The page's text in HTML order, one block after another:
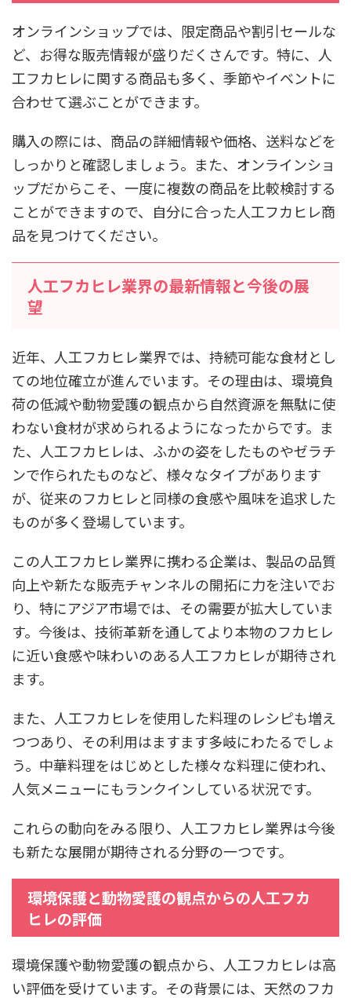
オンラインショップでは、限定商品や割引セールな
ど、お得な販売情報が盛りだくさんです。特に、人
工フカヒレに関する商品も多く、季節やイベントに
合わせて選ぶことができます。
購入の際には、商品の詳細情報や価格、送料などを
しっかりと確認しましょう。また、オンラインショ
ップだからこそ、一度に複数の商品を比較検討する
ことができますので、自分に合った人工フカヒレ商
品を見つけてください。
人工フカヒレ業界の最新情報と今後の展
望
近年、人工フカヒレ業界では、持続可能な食材とし
ての地位確立が進んでいます。その理由は、環境負
荷の低減や動物愛護の観点から自然資源を無駄に使
わない食材が求められるようになったからです。ま
た、人工フカヒレは、ふかの姿をしたものやゼラチ
ンで作られたものなど、様々なタイプがあります
が、従来のフカヒレと同様の食感や風味を追求した
ものが多く登場しています。
この人工フカヒレ業界に携わる企業は、製品の品質
向上や新たな販売チャンネルの開拓に力を注いでお
り、特にアジア市場では、その需要が拡大していま
す。今後は、技術革新を通してより本物のフカヒレ
に近い食感や味わいのある人工フカヒレが期待され
ます。
また、人工フカヒレを使用した料理のレシピも増え
つつあり、その利用はますます多岐にわたるでしょ
う。中華料理をはじめとした様々な料理に使われ、
人気メニューにもランクインしている状況です。
これらの動向をみる限り、人工フカヒレ業界は今後
も新たな展開が期待される分野の一つです。
環境保護と動物愛護の観点からの人工フカ
ヒレの評価
環境保護や動物愛護の観点から、人工フカヒレは高
い評価を受けています。その背景には、天然のフカ